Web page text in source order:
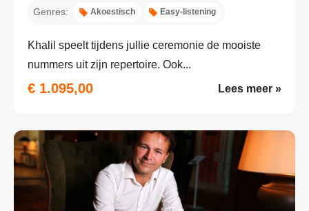
Genres: Akoestisch Easy-listening
Khalil speelt tijdens jullie ceremonie de mooiste
nummers uit zijn repertoire. Ook...
€ 1.095,00 Lees meer »